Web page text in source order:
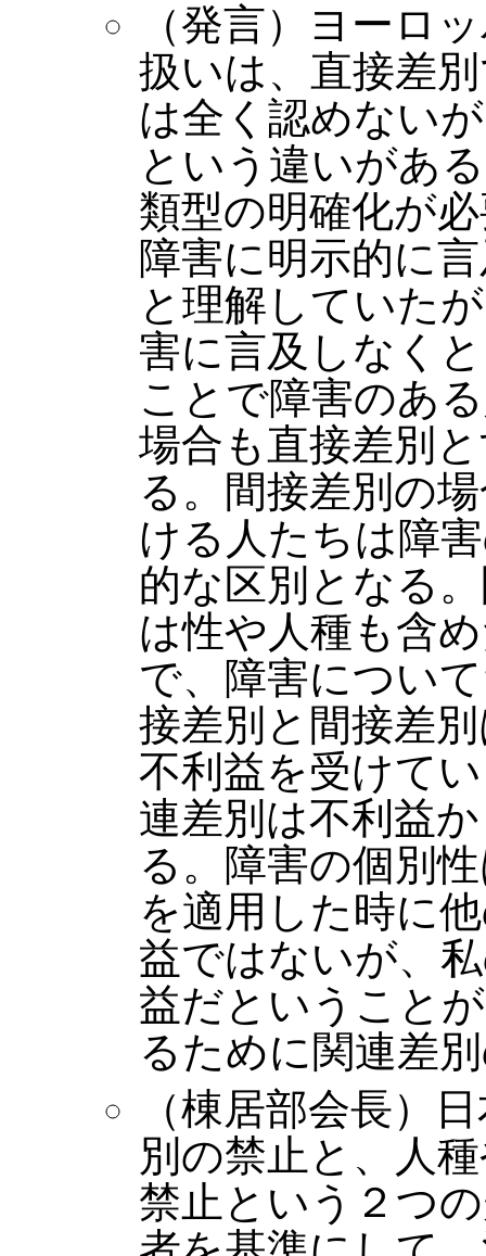
（発言）ヨーロ
扱いは、直接差
は全く認めない
という違いがあ
類型の明確化が
障害に明示的に
と理解していた
害に言及しなく
ことで障害のあ
場合も直接差別
る。間接差別の
ける人たちは障
的な区別となる
は性や人種も含
で、障害につい
接差別と間接差
不利益を受けて
連差別は不利益
る。障害の個別
を適用した時に
益ではないが、
益だということ
るために関連差
（棟居部会長）
別の禁止と、人
禁止という２つ